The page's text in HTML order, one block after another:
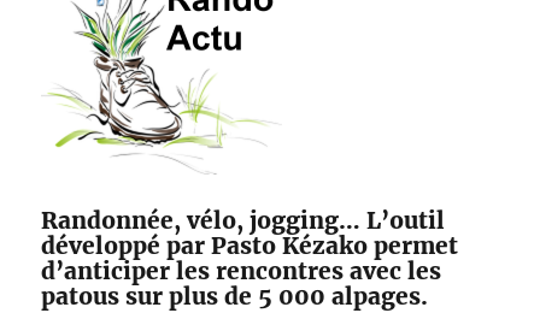
Randonnée, vélo, jogging… L’outil
développé par Pasto Kézako permet
d’anticiper les rencontres avec les
patous sur plus de 5 000 alpages.